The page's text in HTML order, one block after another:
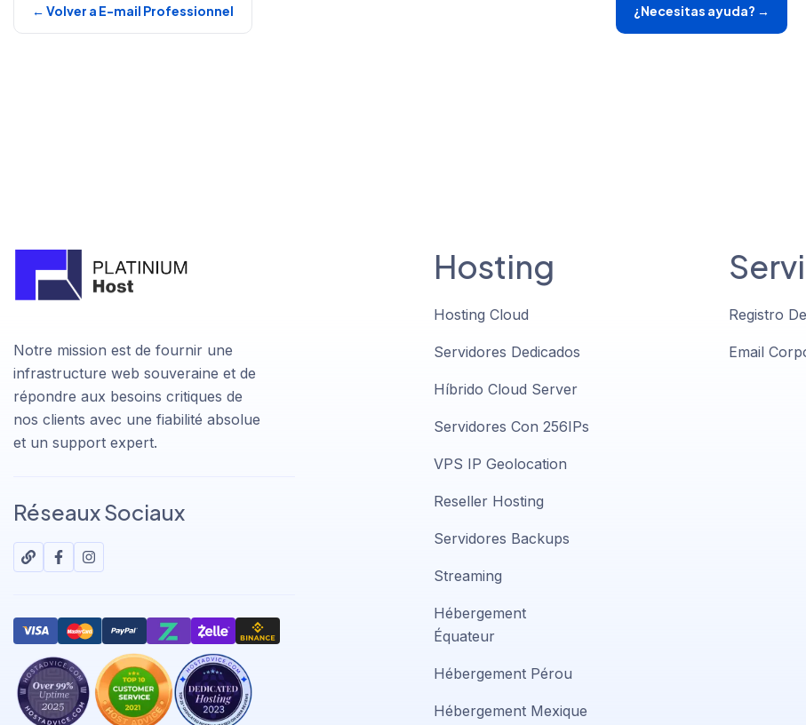
← Volver a E-mail Professionnel ¿Necesitas ayuda? →
Notre mission est de fournir une
infrastructure web souveraine et de
répondre aux besoins critiques de
nos clients avec une fiabilité absolue
et un support expert.
Réseaux Sociaux
Hosting
Hosting Cloud
Servidores Dedicados
Híbrido Cloud Server
Servidores Con 256IPs
VPS IP Geolocation
Reseller Hosting
Servidores Backups
Streaming
Hébergement
Équateur
Hébergement Pérou
Hébergement Mexique
Registro
Email